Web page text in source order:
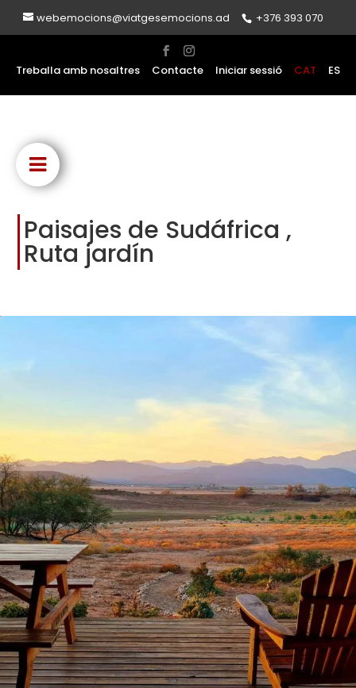
webemocions@viatgesemocions.ad +376 393 070
Treballa amb nosaltres Contacte Iniciar sessió CAT ES
Paisajes de Sudáfrica ,
Ruta jardín